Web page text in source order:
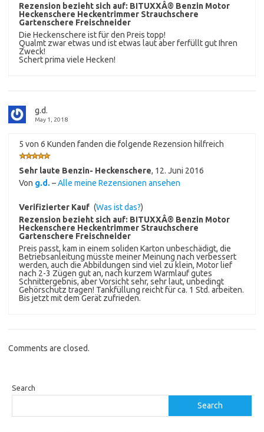
Rezension bezieht sich auf: BITUXXÂ® Benzin Motor
Heckenschere Heckentrimmer Strauchschere
Gartenschere Freischneider
Die Heckenschere ist für den Preis topp!
Qualmt zwar etwas und ist etwas laut aber ferfüllt gut Ihren
Zweck!
Schert prima viele Hecken!
g.d.
May 1, 2018
5 von 6 Kunden fanden die folgende Rezension hilfreich
Sehr laute Benzin- Heckenschere, 12. Juni 2016
Von g.d. –Alle meine Rezensionen ansehen
Verifizierter Kauf (Was ist das?)
Rezension bezieht sich auf: BITUXXÂ® Benzin Motor
Heckenschere Heckentrimmer Strauchschere
Gartenschere Freischneider
Preis passt, kam in einem soliden Karton unbeschädigt, die
Betriebsanleitung müsste meiner Meinung nach verbessert
werden, auch die Abbildungen sind viel zu klein, Motor lief
nach 2-3 Zügen gut an, nach kurzem Warmlauf gutes
Schnittergebnis, aber Vorsicht sehr, sehr laut, unbedingt
Gehörschutz tragen! Tankfüllung reicht für ca. 1 Std. arbeiten.
Bis jetzt mit dem Gerät zufrieden.
Comments are closed.
Search
Search